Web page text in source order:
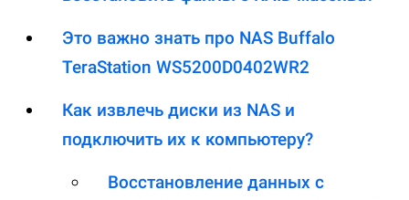
Это важно знать про NAS Buffalo
TeraStation WS5200D0402WR2
Как извлечь диски из NAS и
подключить их к компьютеру?
Восстановление данных с